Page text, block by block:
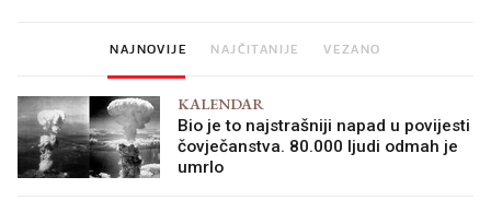
NAJNOVIJE NAJČITANIJE VEZANO
KALENDAR
Bio je to najstrašniji napad u povijesti
čovječanstva. 80.000 ljudi odmah je
umrlo